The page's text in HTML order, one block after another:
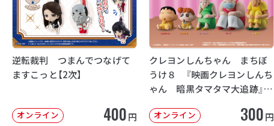
逆転裁判 つまんでつなげて
ますこっと【2次】
オンライン 400円
クレヨンしんちゃん まちぼ
うけ８ 『映画クレヨンしんち
ゃん 暗黒タマタマ大追跡』
オンライン 300円